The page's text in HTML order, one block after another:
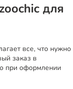
для
все, что нужно
заказ в
при оформлении